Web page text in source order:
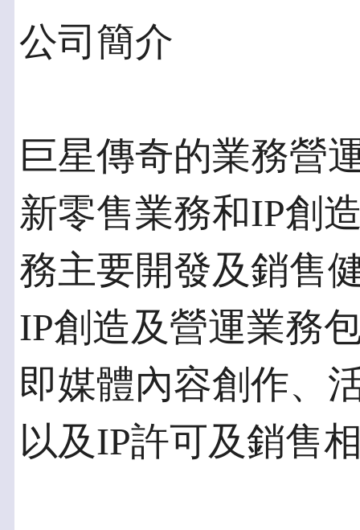
公司簡介
巨星傳奇的業務營
新零售業務和IP創
務主要開發及銷售
IP創造及營運業務
即媒體內容創作、
以及IP許可及銷售